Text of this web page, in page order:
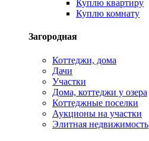
Куплю квартиру
Куплю комнату
Загородная
Коттеджи, дома
Дачи
Участки
Дома, коттеджи у озера
Коттеджные поселки
Аукционы на участки
Элитная недвижимость